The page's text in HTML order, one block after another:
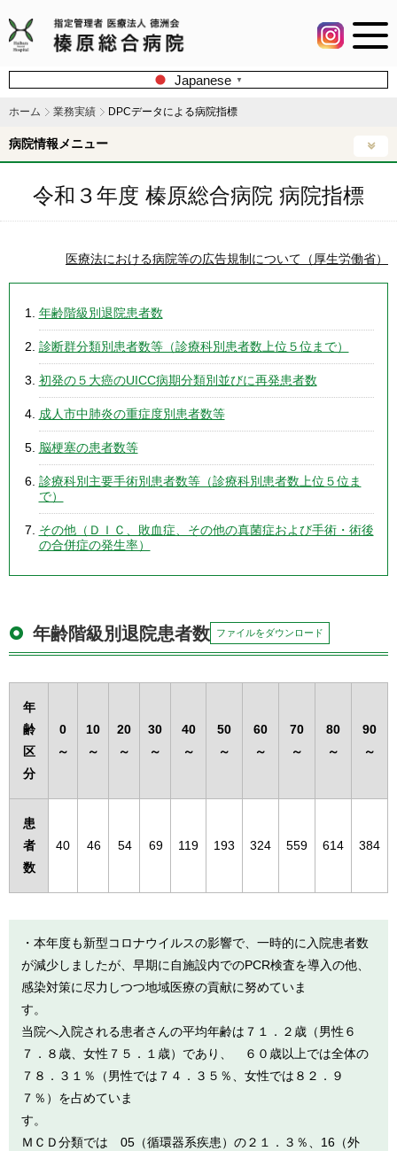
Japanese ▼
ホーム 業務実績 DPCデータによる病院指標
令和３年度 榛原総合病院 病院指標
医療法における病院等の広告規制について（厚生労働省）
年齢階級別退院患者数
診断群分類別患者数等（診療科別患者数上位５位まで）
初発の５大癌のUICC病期分類別並びに再発患者数
成人市中肺炎の重症度別患者数等
脳梗塞の患者数等
診療科別主要手術別患者数等（診療科別患者数上位５位ま
で）
その他（ＤＩＣ、敗血症、その他の真菌症および手術・術後
の合併症の発生率）
年齢階級別退院患者数 ファイルをダウンロード
年
齢
区
分
0
～
10
～
20
～
30
～
40
～
50
～
60
～
70
～
80
～
90
～
患
者
数
40 46 54 69 119 193 324 559 614 384
・本年度も新型コロナウイルスの影響で、一時的に入院患者数
が減少しましたが、早期に自施設内でのPCR検査を導入の他、
感染対策に尽力しつつ地域医療の貢献に努めていま
当院へ入院される患者さんの平均年齢は７１．２歳（男性６
７．８歳、女性７５．１歳）であり、 ６０歳以上では全体の
７８．３１％（男性では７４．３５％、女性では８２．９
７％）を占めていま
ＭＣＤ分類では 05（循環器系疾患）の２１．３％、16（外
病院情報メニュー